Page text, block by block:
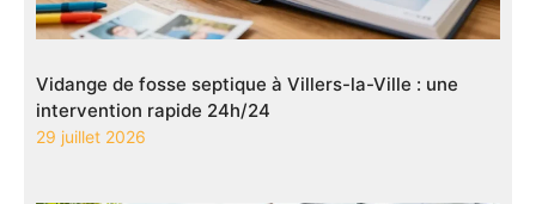
Vidange de fosse septique à Villers-la-Ville : une
intervention rapide 24h/24
29 juillet 2026